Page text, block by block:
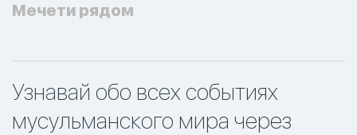
Мечети рядом
Узнавай обо всех событиях
мусульманского мира через